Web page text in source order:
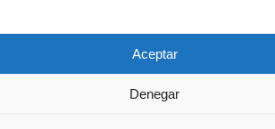
Aceptar
Denegar